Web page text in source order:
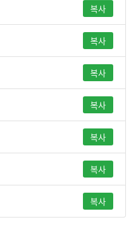
복사
복사
복사
복사
복사
복사
복사